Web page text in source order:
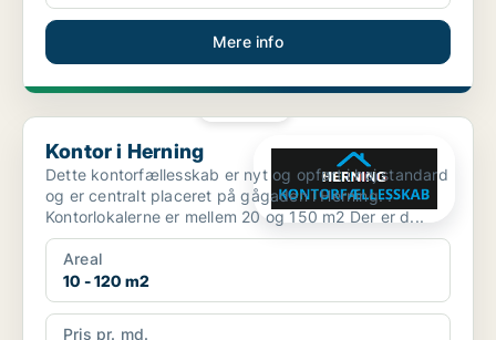
Mere info
Kontor i Herning
Kontor i Herning
Dette kontorfællesskab er nyt og opført i høj standard
og er centralt placeret på gågaden i Herning. .
Kontorlokalerne er mellem 20 og 150 m2 Der er d...
Areal
10 - 120 m2
Pris pr. md.